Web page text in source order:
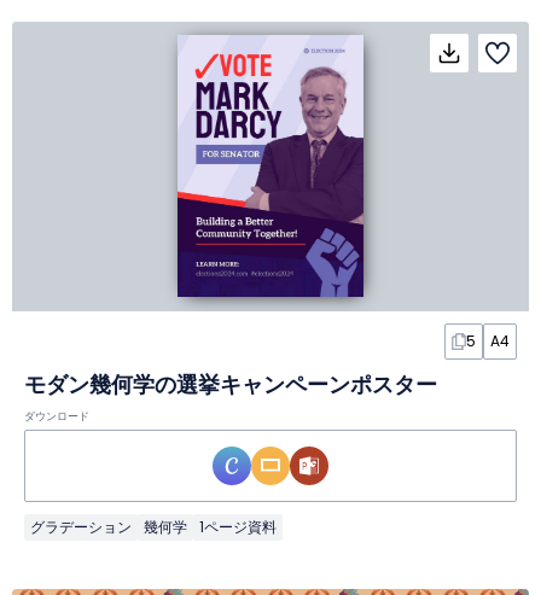
5 A4
モダン幾何学の選挙キャンペーンポスター
ダウンロード
グラデーション 幾何学 1ページ資料